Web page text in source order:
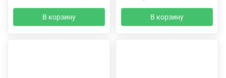
В корзину В корзину